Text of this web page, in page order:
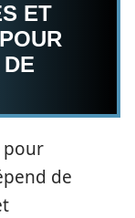
ET
pour
de